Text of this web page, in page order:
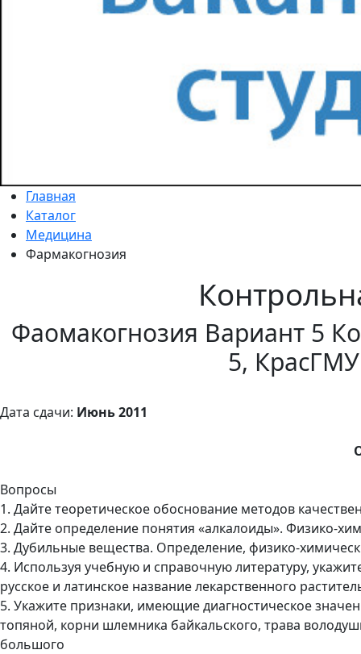
Главная
Каталог
Медицина
Фармакогнозия
Фаомакогнозия Вариант 5
5, КрасГМУ
Дата сдачи: Июнь 2011
Вопросы
1. Дайте теоретическое обоснование методов
2. Дайте определение понятия «алкалоиды». Физико-
3. Дубильные вещества. Определение, физико-
4. Используя учебную и справочную литературу,
русское и латинское название лекарственного
5. Укажите признаки, имеющие диагностическое
топяной, корни шлемника байкальского, трава
большого